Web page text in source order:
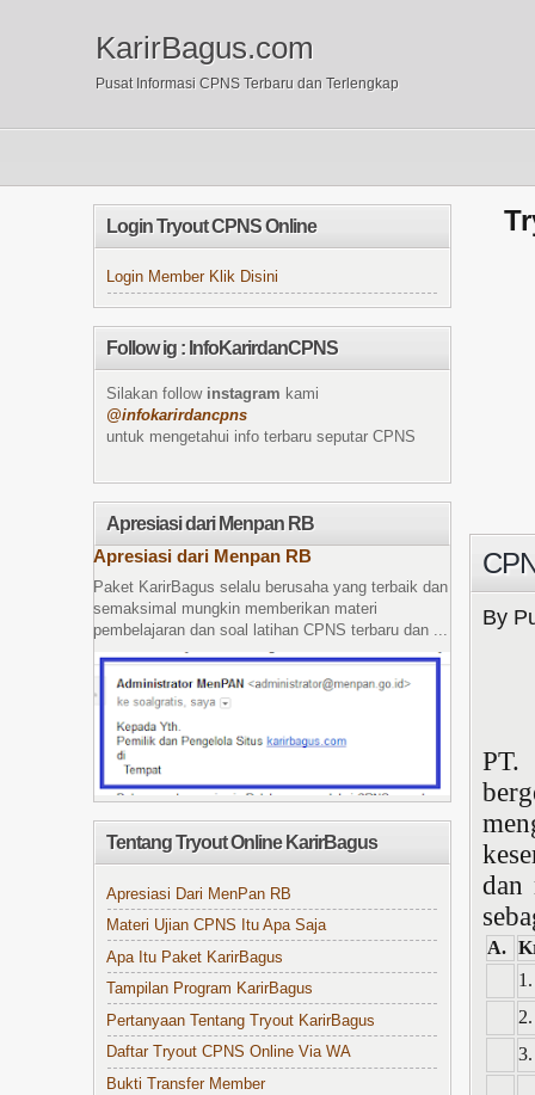
KarirBagus.com
Pusat Informasi CPNS Terbaru dan Terlengkap
By
PT.
dan
A.
1.
2.
3.
Login Tryout CPNS Online
Login Member Klik Disini
Follow ig : InfoKarirdanCPNS
Silakan follow instagram kami
@infokarirdancpns
untuk mengetahui info terbaru seputar CPNS
Apresiasi dari Menpan RB
Apresiasi dari Menpan RB
Paket KarirBagus selalu berusaha yang terbaik dan
semaksimal mungkin memberikan materi
pembelajaran dan soal latihan CPNS terbaru dan ...
Tentang Tryout Online KarirBagus
Apresiasi Dari MenPan RB
Materi Ujian CPNS Itu Apa Saja
Apa Itu Paket KarirBagus
Tampilan Program KarirBagus
Pertanyaan Tentang Tryout KarirBagus
Daftar Tryout CPNS Online Via WA
Bukti Transfer Member